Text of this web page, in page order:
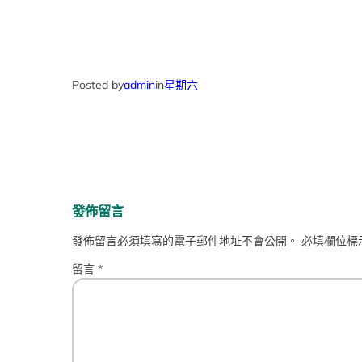
Posted byadminin星期六
發佈留言
發佈留言必須填寫的電子郵件地址不會公開。 必填欄位
留言 *